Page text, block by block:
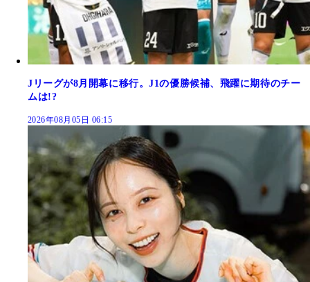
Jリーグが8月開幕に移行。J1の優勝候補、飛躍に期待のチー
ムは!?
2026年08月05日 06:15